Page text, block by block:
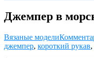
Джемпер в
Вязаные модели
джемпер, короткий рукав,